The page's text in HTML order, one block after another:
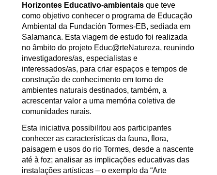
Horizontes Educativo-ambientais que teve
como objetivo conhecer o programa de Educação
Ambiental da Fundación Tormes-EB, sediada em
Salamanca. Esta viagem de estudo foi realizada
no âmbito do projeto Educ@rteNatureza, reunindo
investigadores/as, especialistas e
interessados/as, para criar espaços e tempos de
construção de conhecimento em torno de
ambientes naturais destinados, também, a
acrescentar valor a uma memória coletiva de
comunidades rurais.
Esta iniciativa possibilitou aos participantes
conhecer as características da fauna, flora,
paisagem e usos do rio Tormes, desde a nascente
até à foz; analisar as implicações educativas das
instalações artísticas – o exemplo da “Arte